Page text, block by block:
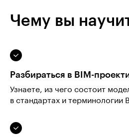
Чему вы
Разбираться в BIM-
Узнаете, из чего состоит
в стандартах и терминологии